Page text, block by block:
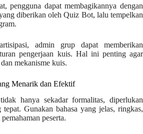
pengguna dapat membagikannya dengan
diberikan oleh Quiz Bot, lalu tempelkan
admin grup dapat memberikan
pengerjaan kuis. Hal ini penting agar
mekanisme kuis.
Menarik dan Efektif
hanya sekadar formalitas, diperlukan
tepat. Gunakan bahasa yang jelas, ringkas,
peserta.